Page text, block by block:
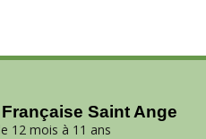
Saint Ange
12 mois à 11 ans